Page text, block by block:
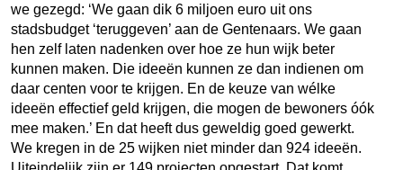
we gezegd: ‘We gaan dik 6 miljoen euro uit ons
stadsbudget ‘teruggeven’ aan de Gentenaars. We gaan
hen zelf laten nadenken over hoe ze hun wijk beter
kunnen maken. Die ideeën kunnen ze dan indienen om
daar centen voor te krijgen. En de keuze van wélke
ideeën effectief geld krijgen, die mogen de bewoners óók
mee maken.’ En dat heeft dus geweldig goed gewerkt.
We kregen in de 25 wijken niet minder dan 924 ideeën.